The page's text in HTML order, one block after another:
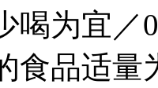
喝为宜／
食品适量